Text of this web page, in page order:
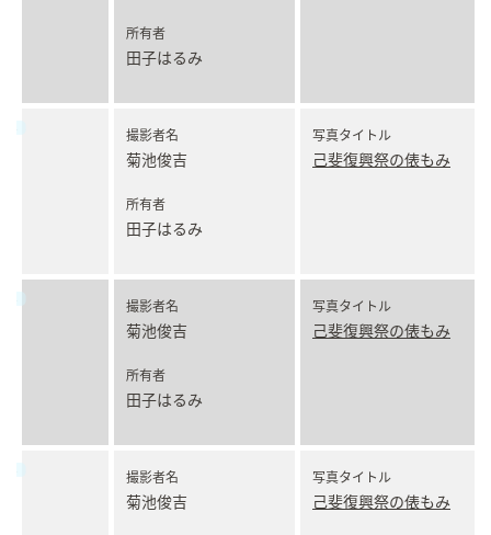
所有者
田子はるみ
撮影者名
菊池俊吉
所有者
田子はるみ
写真タイトル
己斐復興祭の俵もみ
撮影者名
菊池俊吉
所有者
田子はるみ
写真タイトル
己斐復興祭の俵もみ
撮影者名
菊池俊吉
写真タイトル
己斐復興祭の俵もみ